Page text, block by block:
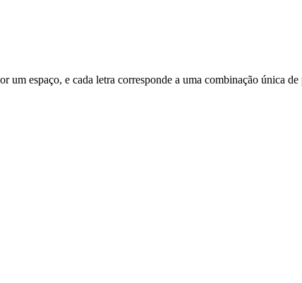
espaço, e cada letra corresponde a uma combinação única de